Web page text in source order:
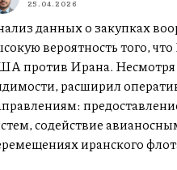
25.04.2026
данных о закупках
вероятность того,
против Ирана. Несмотря
расширил
содействие
иранского